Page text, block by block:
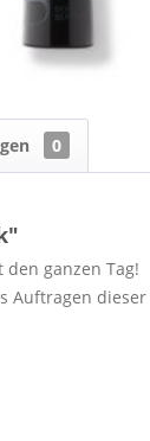
0
ganzen Tag!